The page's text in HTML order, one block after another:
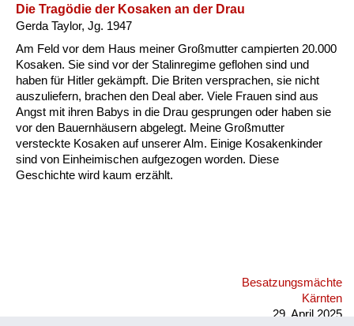
Die Tragödie der Kosaken an der Drau
Gerda Taylor, Jg. 1947
Am Feld vor dem Haus meiner Großmutter campierten 20.000
Kosaken. Sie sind vor der Stalinregime geflohen sind und
haben für Hitler gekämpft. Die Briten versprachen, sie nicht
auszuliefern, brachen den Deal aber. Viele Frauen sind aus
Angst mit ihren Babys in die Drau gesprungen oder haben sie
vor den Bauernhäusern abgelegt. Meine Großmutter
versteckte Kosaken auf unserer Alm. Einige Kosakenkinder
sind von Einheimischen aufgezogen worden. Diese
Geschichte wird kaum erzählt.
Besatzungsmächte
Kärnten
29. April 2025